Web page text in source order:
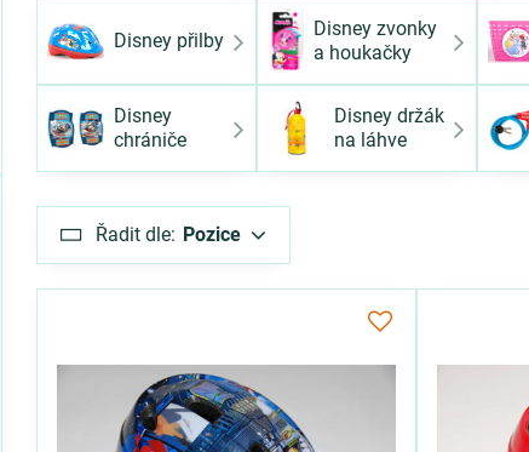
Disney přilby
Disney zvonky
a houkačky
Disney
chrániče
Disney držák
na láhve
Řadit dle: Pozice